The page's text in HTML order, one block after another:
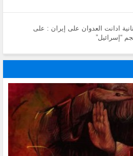
ادانت العدوان على إيران : على
“إسرائيل”